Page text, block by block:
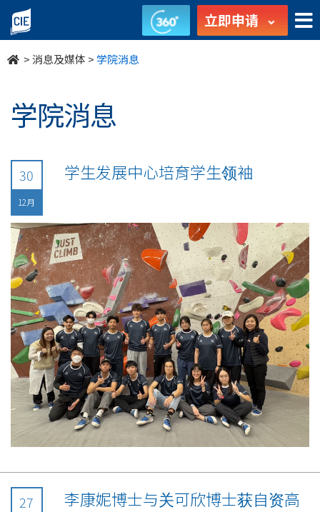
undefined 立即申请
>消息及媒体 >学院消息
学院消息
30
12月
学生发展中心培育学生领袖
27
李康妮博士与关可欣博士获自资高